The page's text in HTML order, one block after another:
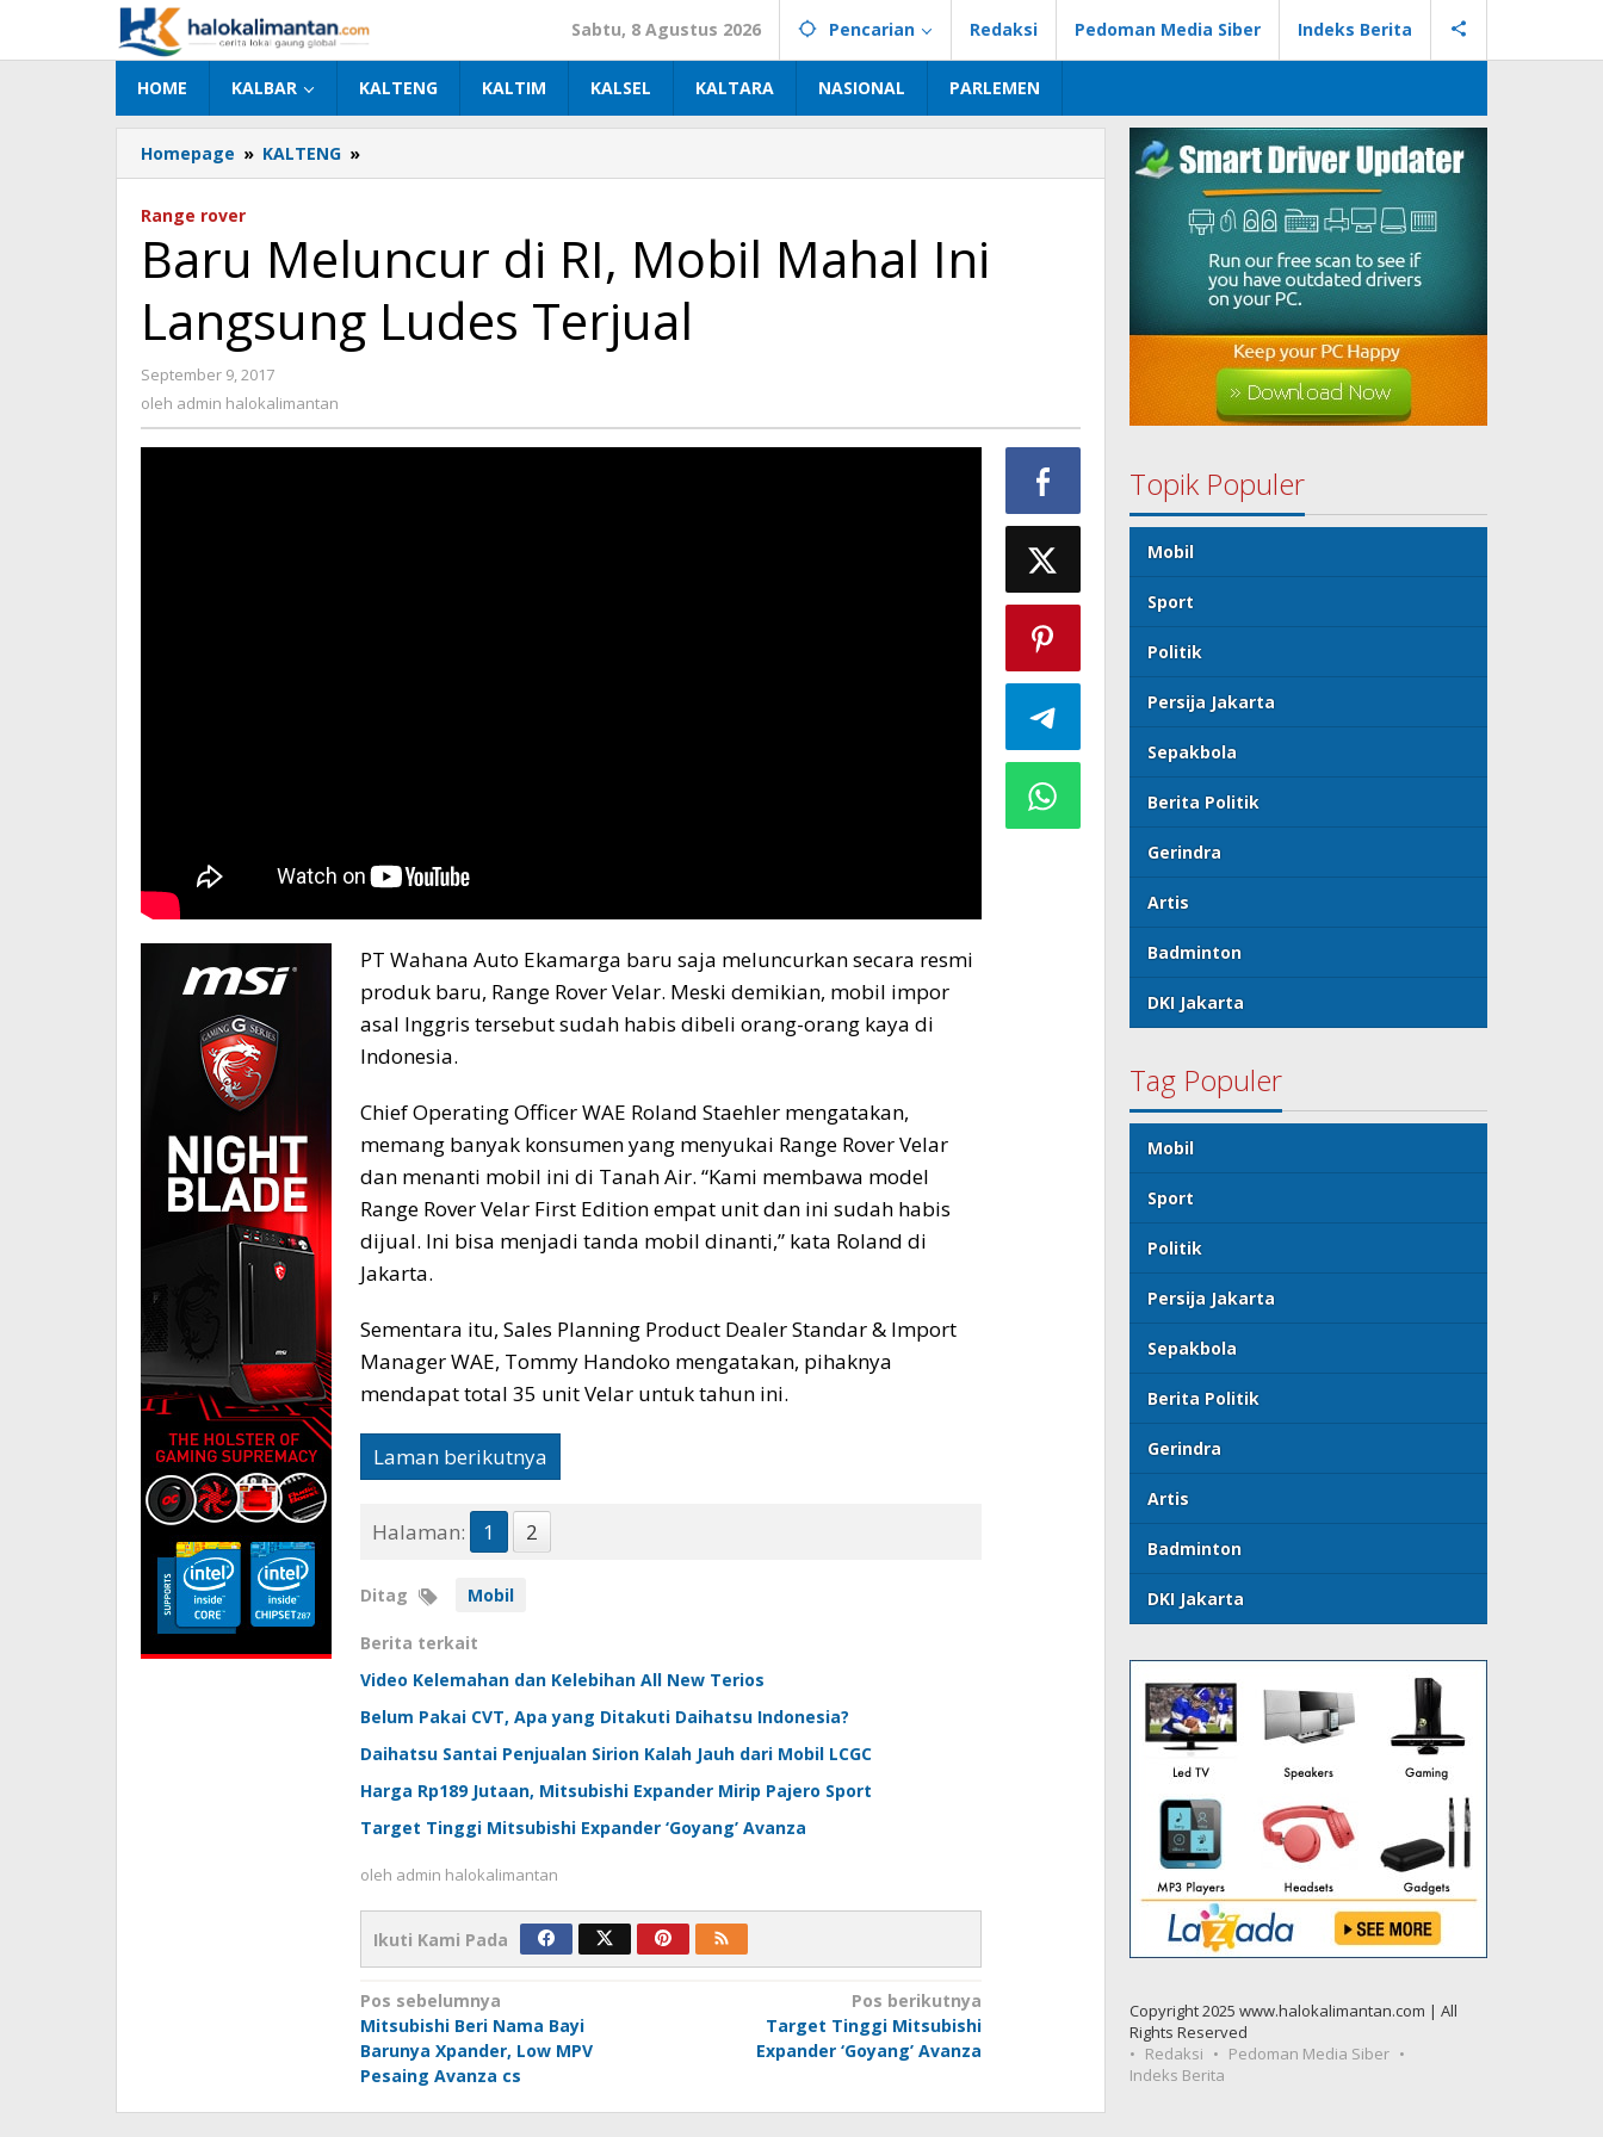
konten
Sabtu, 8 Agustus 2026 Pencarian Redaksi Pedoman Media Siber Indeks Berita
HOME KALBAR KALTENG KALTIM KALSEL KALTARA NASIONAL PARLEMEN
Homepage » KALTENG »
Meluncur
Mobil
Mahal
Langsung
Ludes
Range rover
Baru Meluncur di RI, Mobil Mahal Ini
Langsung Ludes Terjual
September 9, 2017
admin
oleh admin halokalimantan
PT Wahana Auto Ekamarga baru saja meluncurkan secara resmi
produk baru, Range Rover Velar. Meski demikian, mobil impor
asal Inggris tersebut sudah habis dibeli orang-orang kaya di
Indonesia.
Chief Operating Officer WAE Roland Staehler mengatakan,
memang banyak konsumen yang menyukai Range Rover Velar
dan menanti mobil ini di Tanah Air. “Kami membawa model
Range Rover Velar First Edition empat unit dan ini sudah habis
dijual. Ini bisa menjadi tanda mobil dinanti,” kata Roland di
Jakarta.
Sementara itu, Sales Planning Product Dealer Standar & Import
Manager WAE, Tommy Handoko mengatakan, pihaknya
mendapat total 35 unit Velar untuk tahun ini.
Laman berikutnya
Halaman: 1 2
Ditag Mobil
Berita terkait
Video Kelemahan dan Kelebihan All New Terios
Belum Pakai CVT, Apa yang Ditakuti Daihatsu Indonesia?
Daihatsu Santai Penjualan Sirion Kalah Jauh dari Mobil LCGC
Harga Rp189 Jutaan, Mitsubishi Expander Mirip Pajero Sport
Target Tinggi Mitsubishi Expander ‘Goyang’ Avanza
oleh admin halokalimantan
Ikuti Kami Pada
Navigasi
pos
Pos sebelumnya
Mitsubishi Beri Nama Bayi
Barunya Xpander, Low MPV
Pesaing Avanza cs
Pos berikutnya
Target Tinggi Mitsubishi
Expander ‘Goyang’ Avanza
Topik Populer
Mobil
Sport
Politik
Persija Jakarta
Sepakbola
Berita Politik
Gerindra
Artis
Badminton
DKI Jakarta
Tag Populer
Mobil
Sport
Politik
Persija Jakarta
Sepakbola
Berita Politik
Gerindra
Artis
Badminton
DKI Jakarta
Copyright 2025 www.halokalimantan.com | All
Rights Reserved
Redaksi
Pedoman Media Siber
Indeks Berita